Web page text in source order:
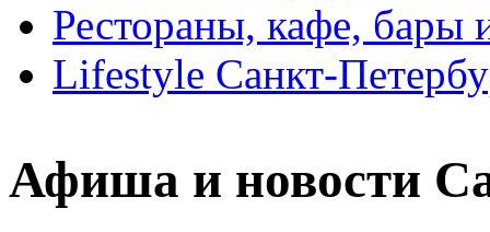
Рестораны, кафе, бары
Lifestyle Санкт-
Афиша и новости